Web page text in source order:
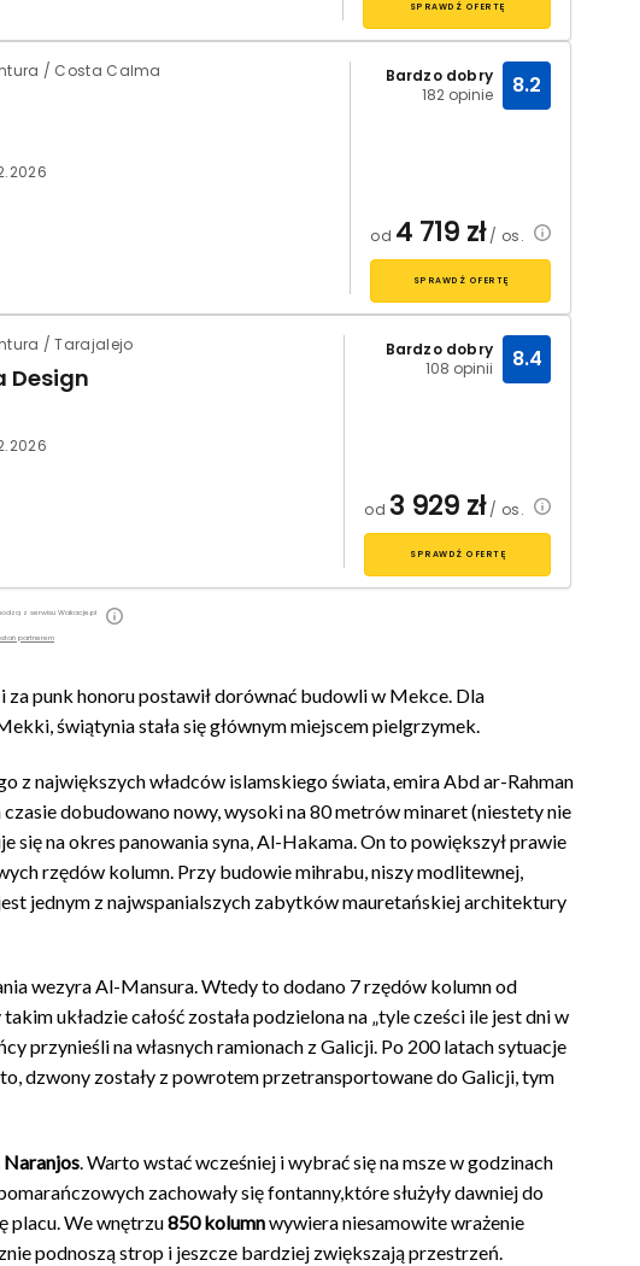
SPRAWDŹ OFERTĘ
/ Costa Calma
Bardzo dobry
182 opinie
8.2
od 4 719 zł/ os.
SPRAWDŹ OFERTĘ
/ Tarajalejo
Design
Bardzo dobry
108 opinii
8.4
od 3 929 zł/ os.
SPRAWDŹ OFERTĘ
z serwisu Wakacje.pl
partnerem
punk honoru postawił dorównać budowli w Mekce. Dla
świątynia stała się głównym miejscem pielgrzymek.
z największych władców islamskiego świata, emira Abd ar-Rahman
dobudowano nowy, wysoki na 80 metrów minaret (niestety nie
się na okres panowania syna, Al-Hakama. On to powiększył prawie
rzędów kolumn. Przy budowie mihrabu, niszy modlitewnej,
jednym z najwspanialszych zabytków mauretańskiej architektury
wezyra Al-Mansura. Wtedy to dodano 7 rzędów kolumn od
układzie całość została podzielona na „tyle cześci ile jest dni w
przynieśli na własnych ramionach z Galicji. Po 200 latach sytuacje
dzwony zostały z powrotem przetransportowane do Galicji, tym
Naranjos. Warto wstać wcześniej i wybrać się na msze w godzinach
zachowały się fontanny,które służyły dawniej do
placu. We wnętrzu850 kolumnwywiera niesamowite wrażenie
podnoszą strop i jeszcze bardziej zwiększają przestrzeń.